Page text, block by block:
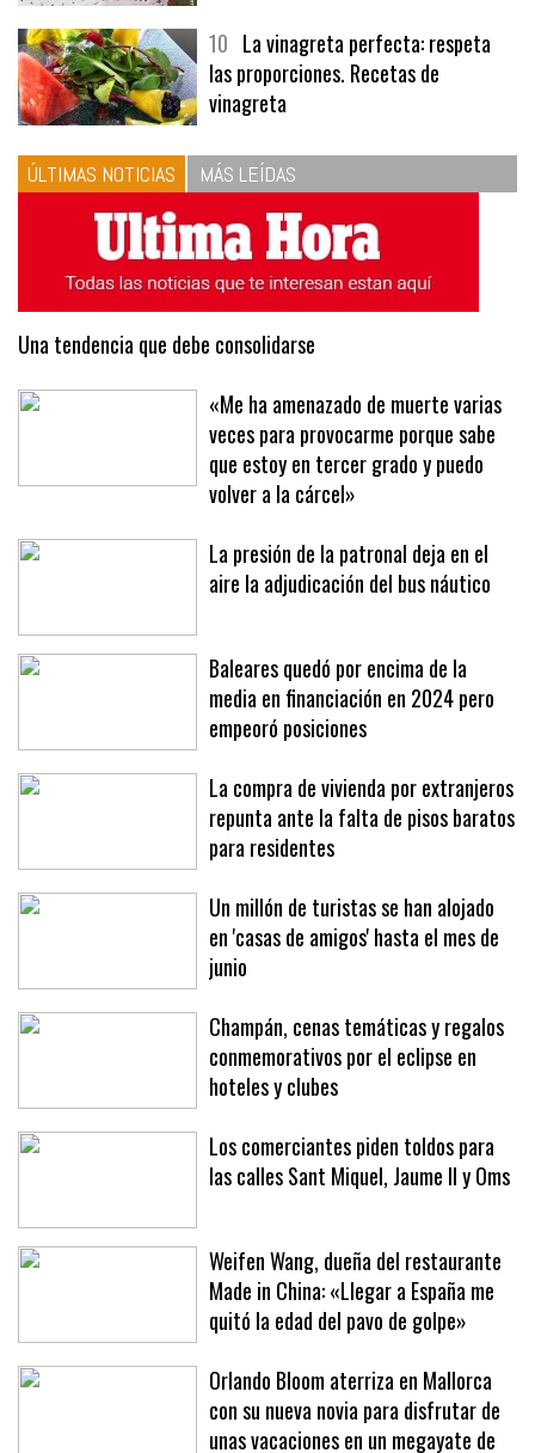
menús
10La vinagreta perfecta: respeta
las proporciones. Recetas de
vinagreta
ÚLTIMAS NOTICIAS MÁS LEÍDAS
Una tendencia que debe consolidarse
«Me ha amenazado de muerte varias
veces para provocarme porque sabe
que estoy en tercer grado y puedo
volver a la cárcel»
La presión de la patronal deja en el
Baleares quedó por encima de la
media en financiación en 2024 pero
empeoró posiciones
La compra de vivienda por extranjeros
repunta ante la falta de pisos baratos
para residentes
Un millón de turistas se han alojado
en 'casas de amigos' hasta el mes de
junio
Champán, cenas temáticas y regalos
conmemorativos por el eclipse en
hoteles y clubes
Los comerciantes piden toldos para
Weifen Wang, dueña del restaurante
Made in China: «Llegar a España me
quitó la edad del pavo de golpe»
Orlando Bloom aterriza en Mallorca